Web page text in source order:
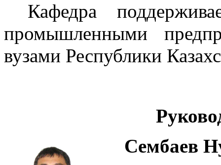
Кафедра
промышленными
вузами Республики
Сембаев